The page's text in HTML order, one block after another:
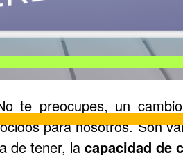
914 A-10 SD W566C
te preocupes, un
para nosotros. Son
de tener, la capacidad de